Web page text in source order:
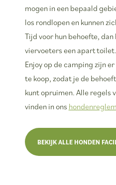
mogen in een bepaald
los rondlopen en kunnen
Tijd voor hun behoefte,
viervoeters een apart
Enjoy op de camping zijn
te koop, zodat je de
kunt opruimen. Alle regels
vinden in ons
BEKIJK ALLE HONDEN